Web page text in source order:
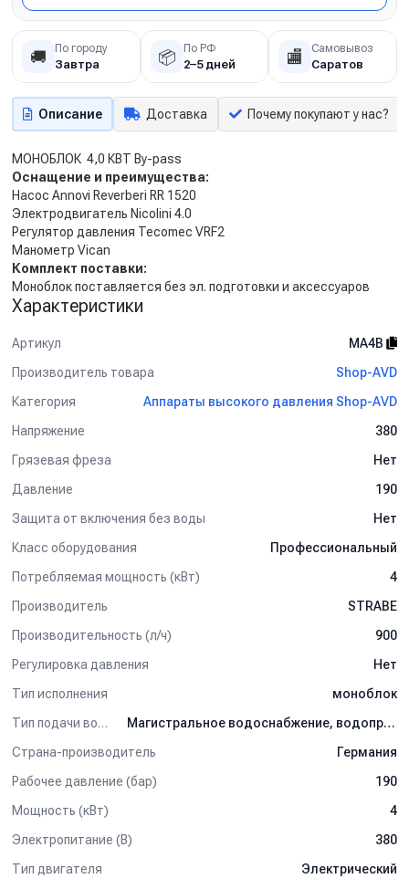
🚚 По городу
Завтра 📦 По РФ
2–5 дней 🏬 Самовывоз
Саратов
Описание Доставка Почему покупают у нас?
МОНОБЛОК 4,0 КВТ By-pass
Оснащение и преимущества:
Насос Annovi Reverberi RR 1520
Электродвигатель Nicolini 4.0
Регулятор давления Tecomec VRF2
Манометр Vican
Комплект поставки:
Моноблок поставляется без эл. подготовки и аксессуаров
Характеристики
Артикул
MA4B
Производитель товара
Shop-AVD
Категория
Аппараты высокого давления Shop-AVD
Напряжение
380
Грязевая фреза
Нет
Давление
190
Защита от включения без воды
Нет
Класс оборудования
Профессиональный
Потребляемая мощность (кВт)
4
Производитель
STRABE
Производительность (л/ч)
900
Регулировка давления
Нет
Тип исполнения
моноблок
Тип подачи воды
Магистральное водоснабжение, водопровод
Страна-производитель
Германия
Рабочее давление (бар)
190
Мощность (кВт)
4
Электропитание (В)
380
Тип двигателя
Электрический